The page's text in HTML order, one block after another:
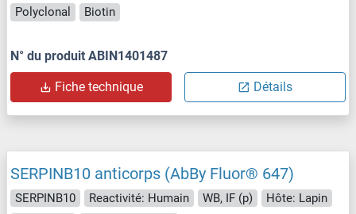
Polyclonal
Biotin
N° du produit ABIN1401487
Fiche technique Détails
SERPINB10 anticorps (AbBy Fluor® 647)
SERPINB10 Reactivité: Humain WB, IF (p)
Hôte: Lapin